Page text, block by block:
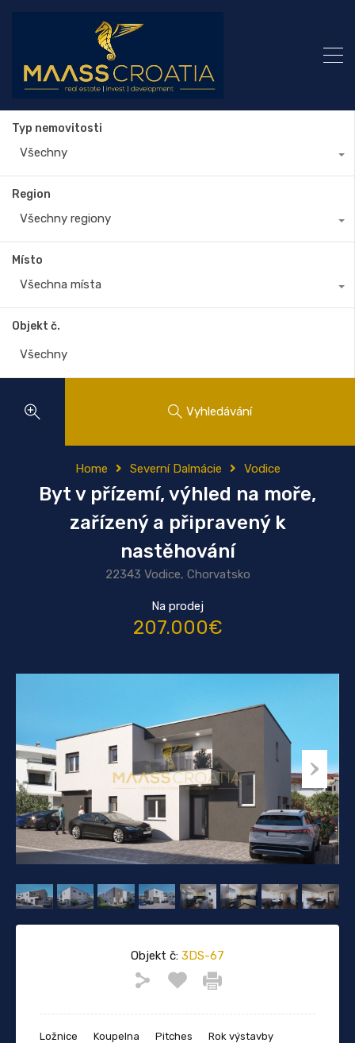
Typ nemovitosti
Všechny
Region
Všechny regiony
Místo
Všechna místa
Objekt č.
Vyhledávání
Home Severní Dalmácie Vodice
Byt v přízemí, výhled na moře,
zařízený a připravený k
nastěhování
22343 Vodice, Chorvatsko
Na prodej
207.000€
Objekt č: 3DS-67
Ložnice Koupelna Pitches Rok výstavby